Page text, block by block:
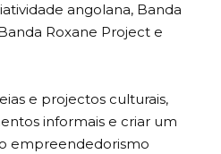
angolana, Banda
Roxane Project e
e projectos culturais,
informais e criar um
empreendedorismo